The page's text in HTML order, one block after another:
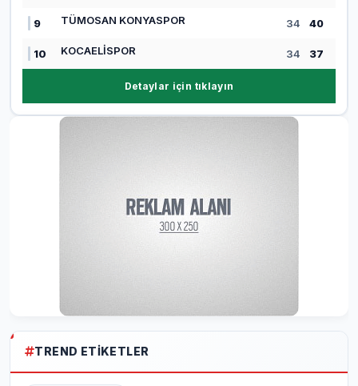
9 TÜMOSAN KONYASPOR 34 40
10 KOCAELİSPOR 34 37
Detaylar için tıklayın
TREND ETIKETLER